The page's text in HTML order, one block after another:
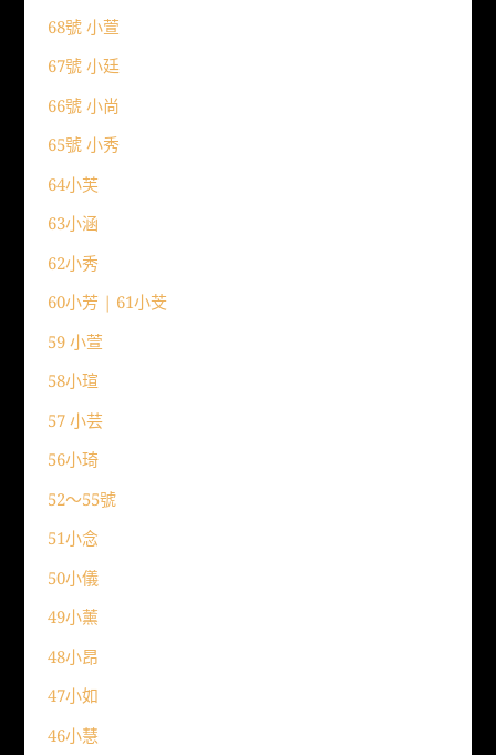
68號 小萱
67號 小廷
66號 小尚
65號 小秀
64小芙
63小涵
62小秀
60小芳 | 61小芠
59 小萱
58小瑄
57 小芸
56小琦
52〜55號
51小念
50小儀
49小薰
48小昂
47小如
46小慧